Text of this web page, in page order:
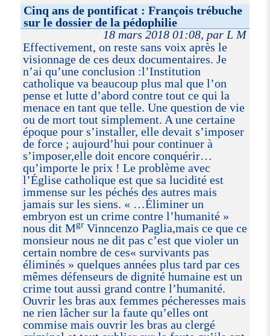
Cinq ans de pontificat : François trébuche
sur le dossier de la pédophilie
18 mars 2018 01:08, par L M
Effectivement, on reste sans voix après le
visionnage de ces deux documentaires. Je
n’ai qu’une conclusion :l’Institution
catholique va beaucoup plus mal que l’on
pense et lutte d’abord contre tout ce qui la
menace en tant que telle. Une question de vie
ou de mort tout simplement. A une certaine
époque pour s’installer, elle devait s’imposer
de force ; aujourd’hui pour continuer à
s’imposer,elle doit encore conquérir…
qu’importe le prix ! Le problème avec
l’Église catholique est que sa lucidité est
immense sur les péchés des autres mais
jamais sur les siens. « …Éliminer un
embryon est un crime contre l’humanité »
nous dit MgrVinncenzo Paglia,mais ce que ce
monsieur nous ne dit pas c’est que violer un
certain nombre de ces« survivants pas
éliminés » quelques années plus tard par ces
mêmes défenseurs de dignité humaine est un
crime tout aussi grand contre l’humanité.
Ouvrir les bras aux femmes pécheresses mais
ne rien lâcher sur la faute qu’elles ont
commise mais ouvrir les bras au clergé